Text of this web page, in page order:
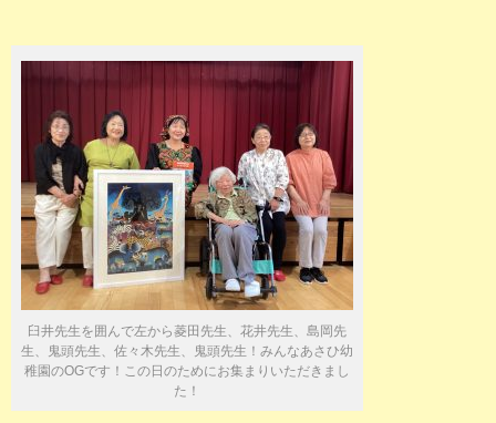
臼井先生を囲んで左から菱田先生、花井先生、島岡先
生、鬼頭先生、佐々木先生、鬼頭先生！みんなあさひ幼
稚園のOGです！この日のためにお集まりいただきまし
た！